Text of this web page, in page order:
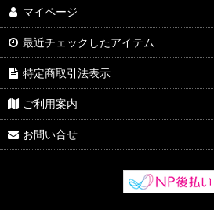
マイページ
最近チェックしたアイテム
特定商取引法表示
ご利用案内
お問い合せ